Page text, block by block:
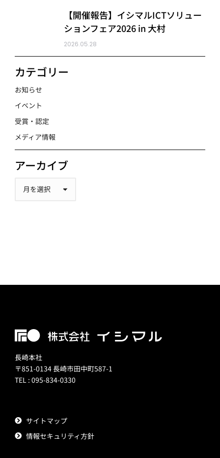
【開催報告】イシマルICTソリュー
ションフェア2026 in 大村
2026.05.28
カテゴリー
お知らせ
イベント
受賞・認定
メディア情報
アーカイブ
長崎本社
〒851-0134 長崎市田中町587-1
TEL : 095-834-0330
サイトマップ
情報セキュリティ方針